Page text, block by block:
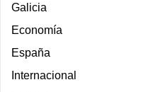
Galicia
Economía
España
Internacional